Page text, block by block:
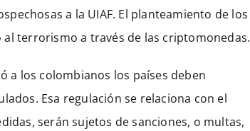
a la UIAF. El planteamiento de los
terrorismo a través de las criptomonedas.
a los colombianos los países deben
Esa regulación se relaciona con el
serán sujetos de sanciones, o multas,